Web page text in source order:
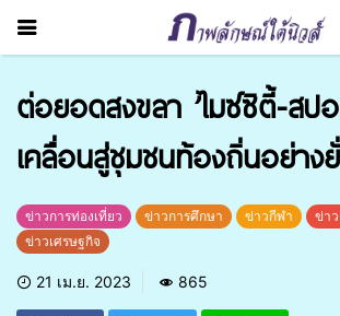
ต่อยอดสงขลา ’ไมซ์ซิตี้-สป
เคลื่อนสู่ชุมชนท้องถิ่นอย่าง
ข่าวการท่องเที่ยว ข่าวการศึกษา ข่าวกีฬา ข่า
ข่าวเศรษฐกิจ
21 เม.ย. 2023 865